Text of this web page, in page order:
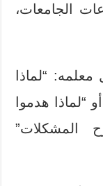
الجامعات،
“لماذا
“لماذا هدموا
المشكلات”